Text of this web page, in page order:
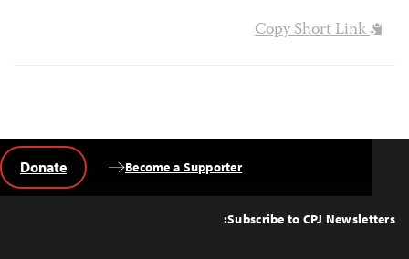
Copy Short Link
Top
Subscribe to CPJ Newsletters:
Become a Supporter
Donate